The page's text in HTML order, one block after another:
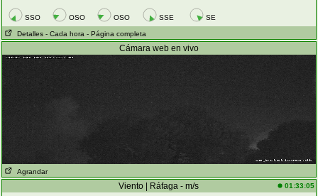
SSO OSO OSO SSE SE
Detalles - Cada hora - Página completa
Cámara web en vivo
Agrandar
Viento | Ráfaga - m/s 01:33:05